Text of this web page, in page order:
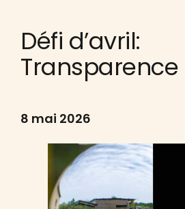
Défi d’avril:
Transparence
8 mai 2026